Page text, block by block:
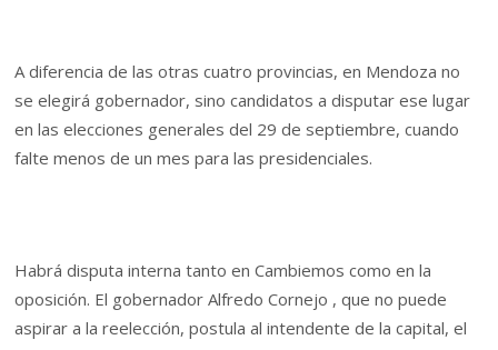
A diferencia de las otras cuatro provincias, en Mendoza no
se elegirá gobernador, sino candidatos a disputar ese lugar
en las elecciones generales del 29 de septiembre, cuando
falte menos de un mes para las presidenciales.
Habrá disputa interna tanto en Cambiemos como en la
oposición. El gobernador Alfredo Cornejo , que no puede
aspirar a la reelección, postula al intendente de la capital, el